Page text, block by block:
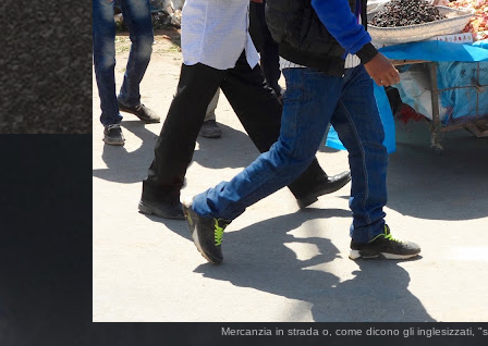
Mercanzia in strada o, come dicono gli inglesizzati,